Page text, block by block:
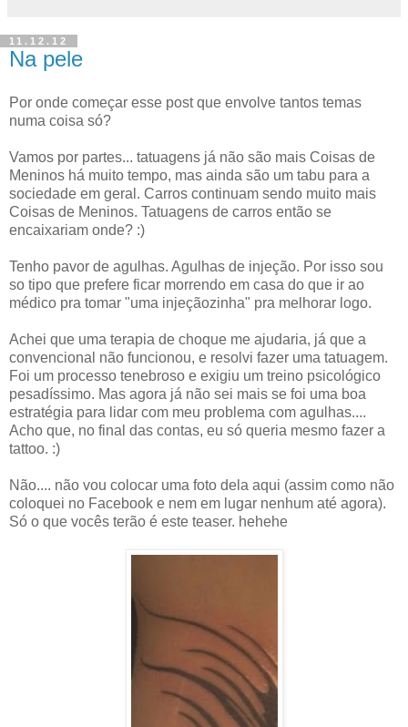
11.12.12
Na pele
Por onde começar esse post que envolve tantos temas
numa coisa só?
Vamos por partes... tatuagens já não são mais Coisas de
Meninos há muito tempo, mas ainda são um tabu para a
sociedade em geral. Carros continuam sendo muito mais
Coisas de Meninos. Tatuagens de carros então se
encaixariam onde? :)
Tenho pavor de agulhas. Agulhas de injeção. Por isso sou
so tipo que prefere ficar morrendo em casa do que ir ao
médico pra tomar "uma injeçãozinha" pra melhorar logo.
Achei que uma terapia de choque me ajudaria, já que a
convencional não funcionou, e resolvi fazer uma tatuagem.
Foi um processo tenebroso e exigiu um treino psicológico
pesadíssimo. Mas agora já não sei mais se foi uma boa
estratégia para lidar com meu problema com agulhas....
Acho que, no final das contas, eu só queria mesmo fazer a
tattoo. :)
Não.... não vou colocar uma foto dela aqui (assim como não
coloquei no Facebook e nem em lugar nenhum até agora).
Só o que vocês terão é este teaser. hehehe